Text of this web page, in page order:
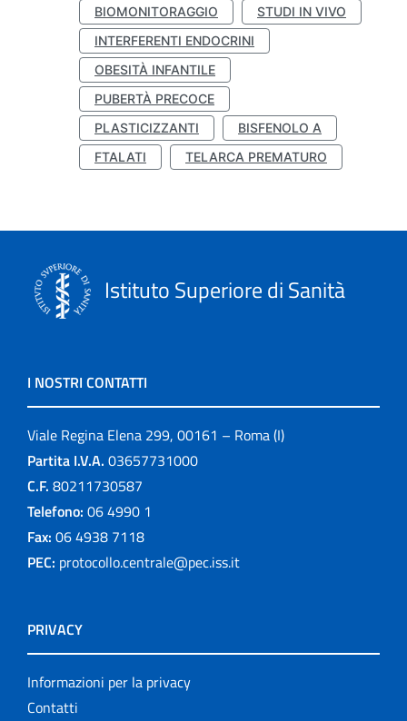
BIOMONITORAGGIO
STUDI IN VIVO
INTERFERENTI ENDOCRINI
OBESITÀ INFANTILE
PUBERTÀ PRECOCE
PLASTICIZZANTI
BISFENOLO A
FTALATI
TELARCA PREMATURO
Istituto Superiore di Sanità
I NOSTRI CONTATTI
Viale Regina Elena 299, 00161 – Roma (I)
Partita I.V.A. 03657731000
C.F. 80211730587
Telefono: 06 4990 1
Fax: 06 4938 7118
PEC: protocollo.centrale@pec.iss.it
PRIVACY
Informazioni per la privacy
Contatti